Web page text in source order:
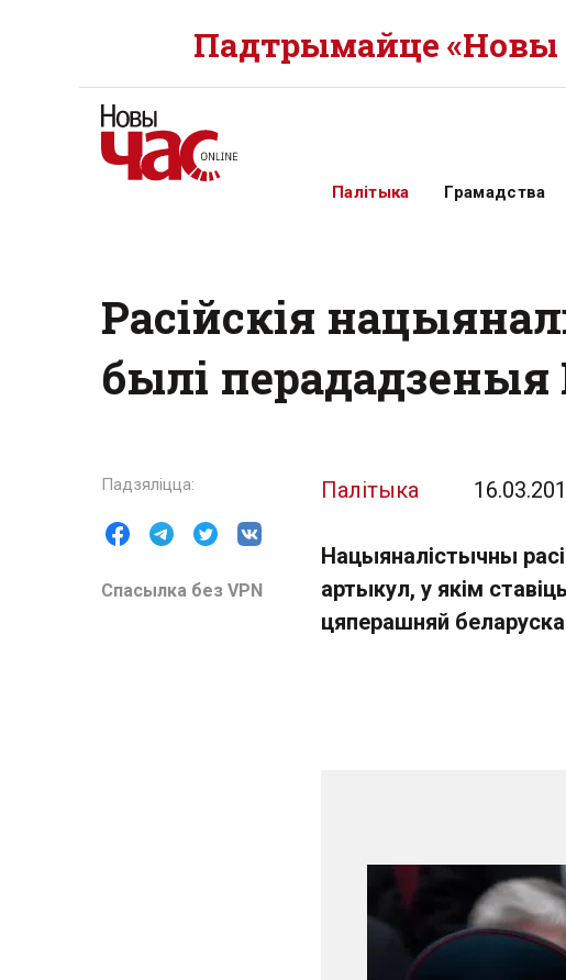
Падтрымайце «Новы
Палітыка Грамадства
Расійскія
былі перададзеныя
Спасылка без VPN
Палітыка
Нацыяналістычны
артыкул, у якім
цяперашняй